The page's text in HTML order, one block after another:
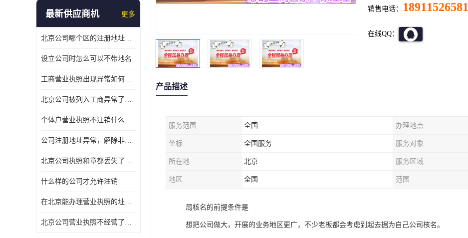
最新供应商机 更多
北京公司哪个区的注册地址靠谱
设立公司时怎么可以不带地名
工商营业执照出现异常如何处理
北京公司被列入工商异常了该怎么处理呢？
个体户营业执照不注销什么后果？
公司注册地址异常，解除非正常所需资料及流程
北京公司执照和章都丢失了怎么注销
什么样的公司才允许注销
在北京能办理营业执照的址什么费用
北京公司营业执照不经营了一定要注销吗
销售电话： 18911526581
在线QQ：
产品描述
服务范围 全国 办理地点
坐标 全国服务 服务对象
所在地 北京 服务区域
地区 全国 范围
局核名的前提条件是
想把公司做大，开展的业务地区更广，不少老板都会考虑到起去据为自己公司核名。